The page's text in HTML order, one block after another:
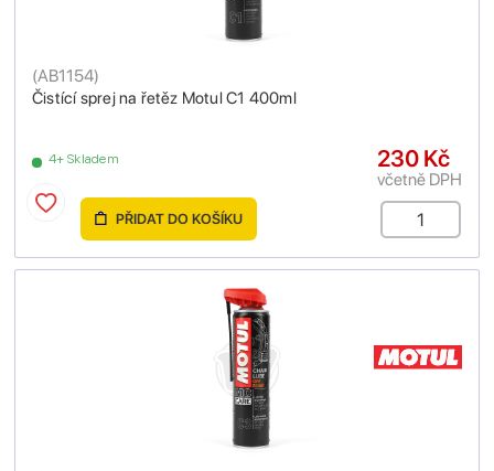
Čistící sprej na řetěz Motul C1 400ml
(AB1154)
4+ Skladem 230 Kč
včetně DPH
PŘIDAT DO KOŠÍKU